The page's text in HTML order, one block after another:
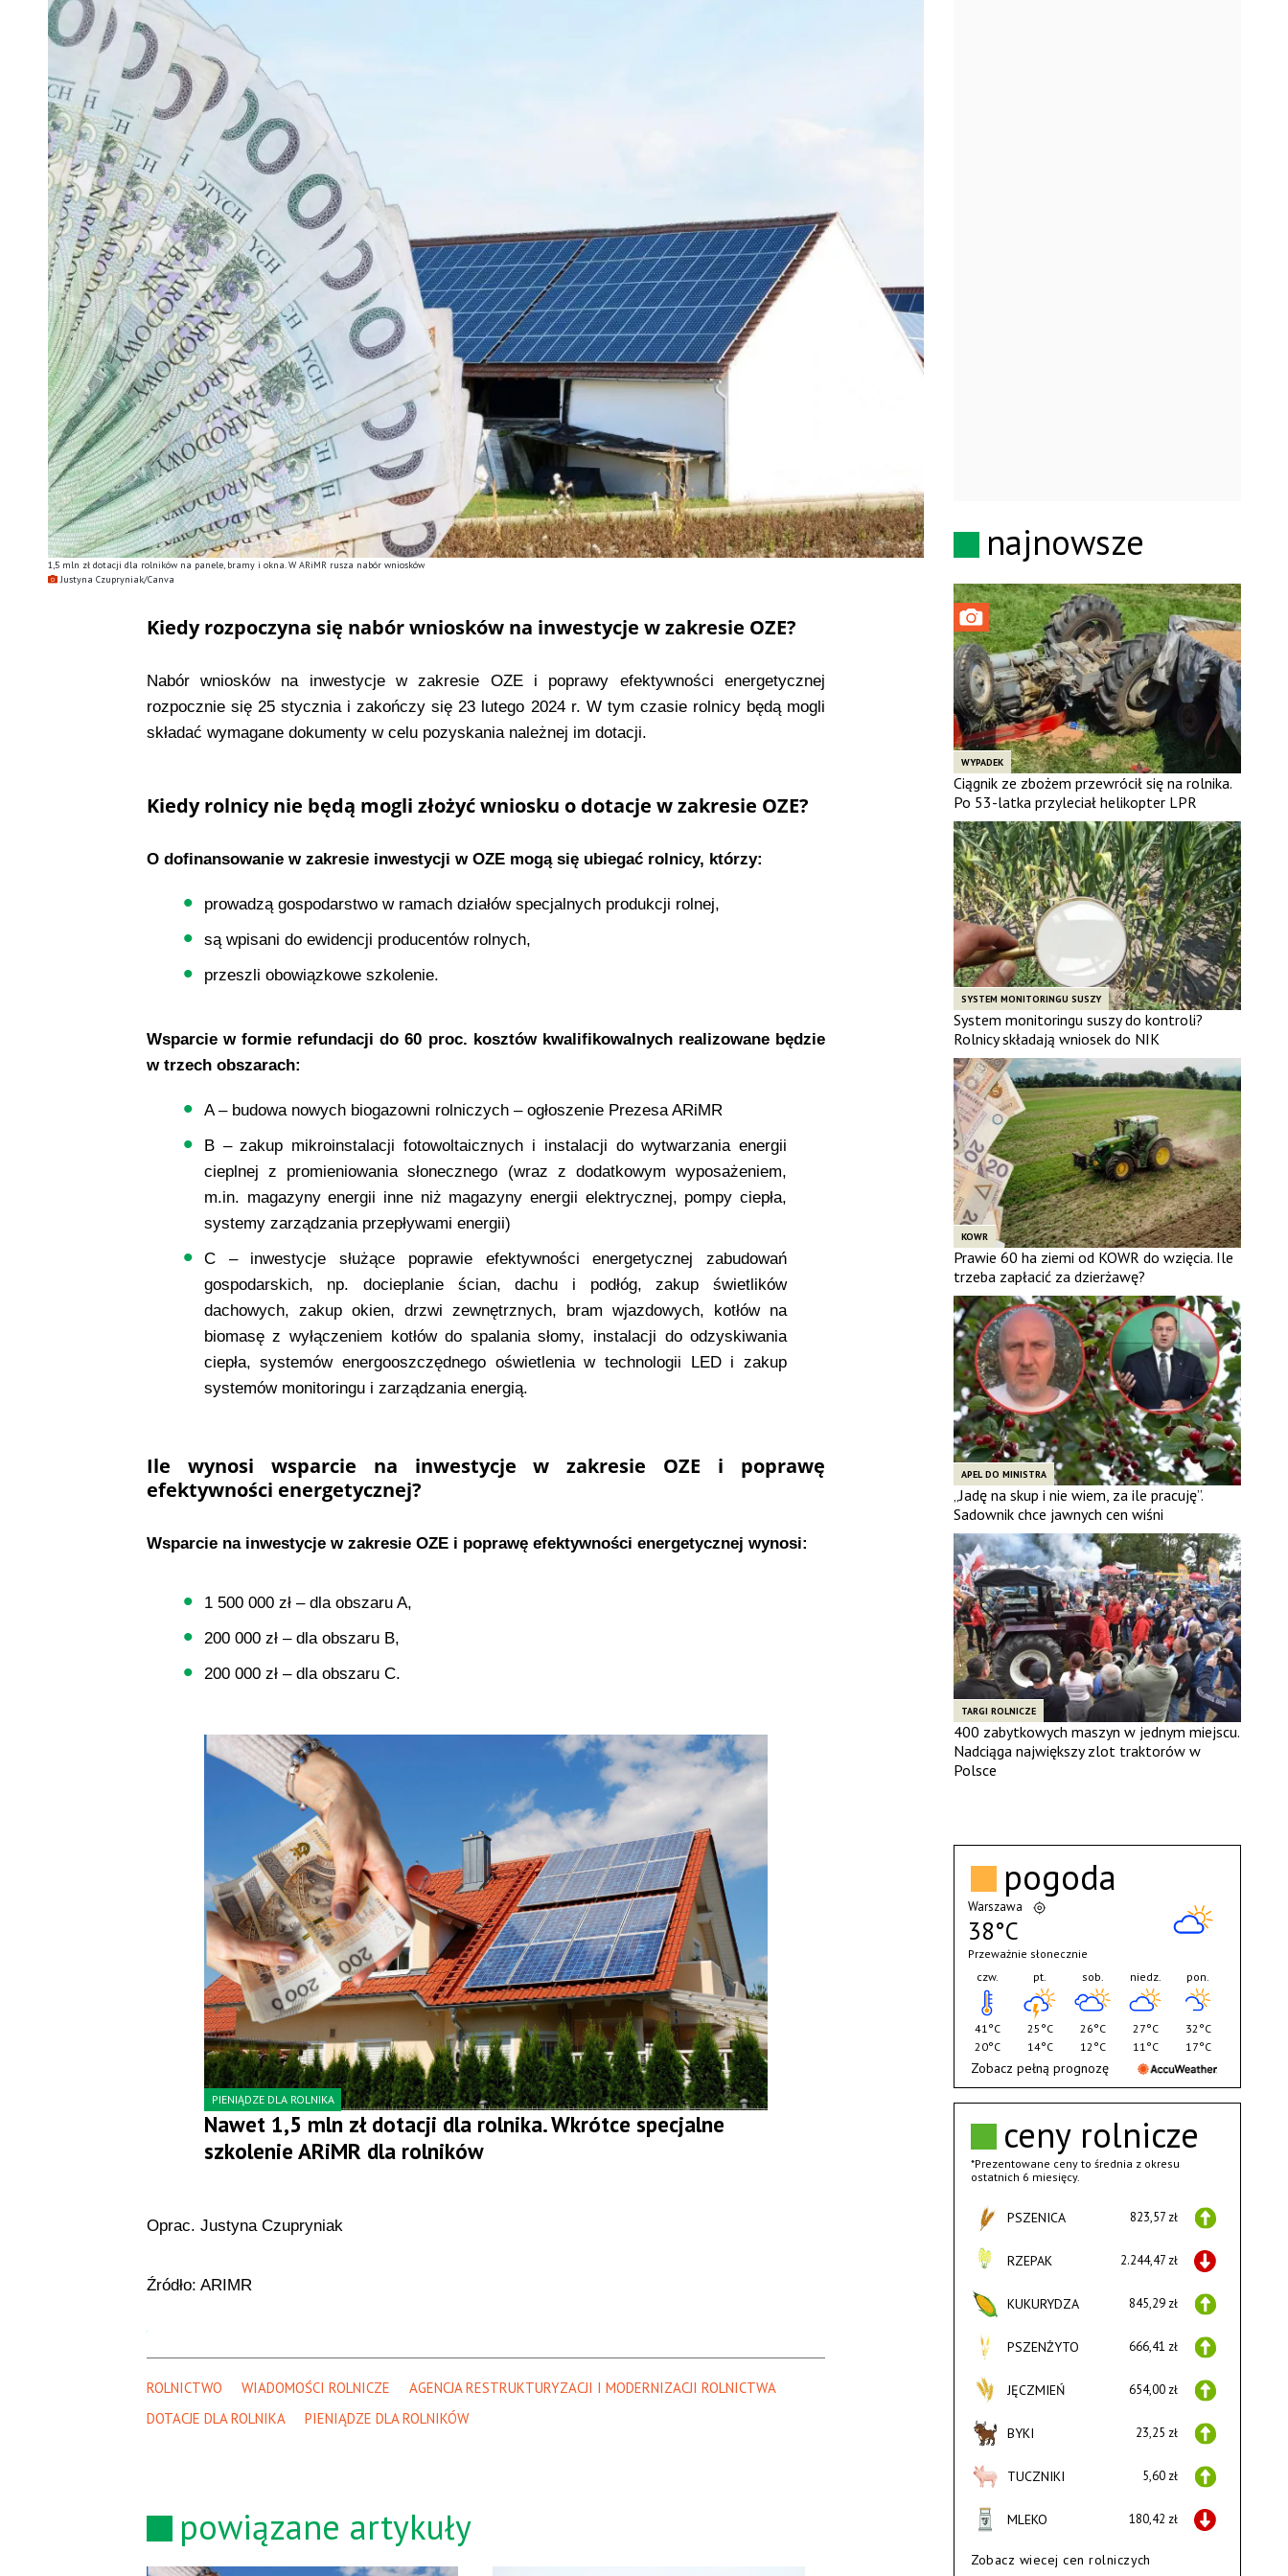
1,5 mln zł dotacji dla rolników na panele, bramy i okna. W ARiMR rusza nabór wniosków
Justyna Czupryniak/Canva
Kiedy rozpoczyna się nabór wniosków na inwestycje w zakresie OZE?
Nabór wniosków na inwestycje w zakresie OZE i poprawy efektywności energetycznej
rozpocznie się 25 stycznia i zakończy się 23 lutego 2024 r. W tym czasie rolnicy będą mogli
składać wymagane dokumenty w celu pozyskania należnej im dotacji.
Kiedy rolnicy nie będą mogli złożyć wniosku o dotacje w zakresie OZE?
O dofinansowanie w zakresie inwestycji w OZE mogą się ubiegać rolnicy, którzy:
prowadzą gospodarstwo w ramach działów specjalnych produkcji rolnej,
są wpisani do ewidencji producentów rolnych,
przeszli obowiązkowe szkolenie.
Wsparcie w formie refundacji do 60 proc. kosztów kwalifikowalnych realizowane będzie
w trzech obszarach:
A – budowa nowych biogazowni rolniczych – ogłoszenie Prezesa ARiMR
B – zakup mikroinstalacji fotowoltaicznych i instalacji do wytwarzania energii
cieplnej z promieniowania słonecznego (wraz z dodatkowym wyposażeniem,
m.in. magazyny energii inne niż magazyny energii elektrycznej, pompy ciepła,
systemy zarządzania przepływami energii)
C – inwestycje służące poprawie efektywności energetycznej zabudowań
gospodarskich, np. docieplanie ścian, dachu i podłóg, zakup świetlików
dachowych, zakup okien, drzwi zewnętrznych, bram wjazdowych, kotłów na
biomasę z wyłączeniem kotłów do spalania słomy, instalacji do odzyskiwania
ciepła, systemów energooszczędnego oświetlenia w technologii LED i zakup
systemów monitoringu i zarządzania energią.
Ile wynosi wsparcie na inwestycje w zakresie OZE i poprawę
efektywności energetycznej?
Wsparcie na inwestycje w zakresie OZE i poprawę efektywności energetycznej wynosi:
1 500 000 zł – dla obszaru A,
200 000 zł – dla obszaru B,
200 000 zł – dla obszaru C.
PIENIĄDZE DLA ROLNIKA
Nawet 1,5 mln zł dotacji dla rolnika. Wkrótce specjalne
szkolenie ARiMR dla rolników
Oprac. Justyna Czupryniak
Źródło: ARIMR
ROLNICTWO WIADOMOŚCI ROLNICZE
AGENCJA RESTRUKTURYZACJI I MODERNIZACJI ROLNICTWA
DOTACJE DLA ROLNIKA
PIENIĄDZE DLA ROLNIKÓW
powiązane artykuły
najnowsze
WYPADEK
Ciągnik ze zbożem przewrócił się na rolnika.
Po 53-latka przyleciał helikopter LPR
SYSTEM MONITORINGU SUSZY
System monitoringu suszy do kontroli?
Rolnicy składają wniosek do NIK
KOWR
Prawie 60 ha ziemi od KOWR do wzięcia. Ile
trzeba zapłacić za dzierżawę?
APEL DO MINISTRA
„Jadę na skup i nie wiem, za ile pracuję”.
Sadownik chce jawnych cen wiśni
TARGI ROLNICZE
400 zabytkowych maszyn w jednym miejscu.
Nadciąga największy zlot traktorów w
Polsce
ceny rolnicze
*Prezentowane ceny to średnia z okresu
ostatnich 6 miesięcy.
PSZENICA 823,57 zł
RZEPAK 2.244,47 zł
KUKURYDZA 845,29 zł
PSZENŻYTO 666,41 zł
JĘCZMIEŃ 654,00 zł
BYKI 23,25 zł
TUCZNIKI 5,60 zł
MLEKO 180,42 zł
Zobacz wiecej cen rolniczych
pogoda
Warszawa
38°C
Przeważnie słonecznie
czw.
41°C
20°C
pt.
25°C
14°C
sob.
26°C
12°C
niedz.
27°C
11°C
pon.
32°C
17°C
Zobacz pełną prognozę